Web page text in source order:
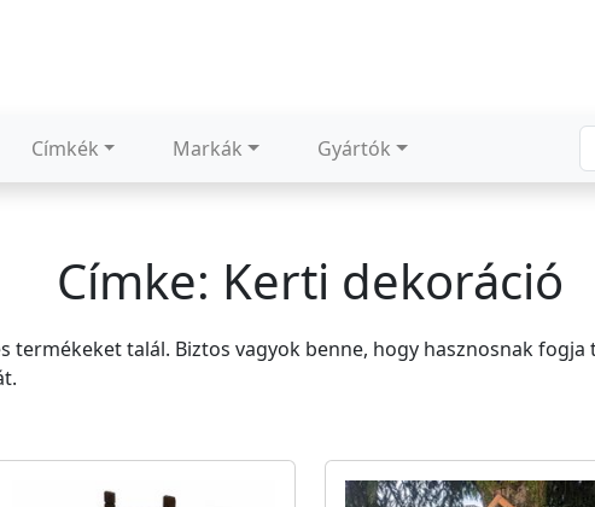
Címkék Markák Gyártók
Címke: Kerti dekoráció
termékeket talál. Biztos vagyok benne, hogy hasznosnak fogja